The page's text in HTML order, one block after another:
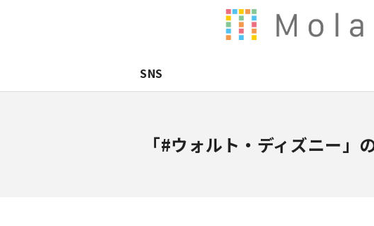
SNS
「#ウォルト・ディズニー」